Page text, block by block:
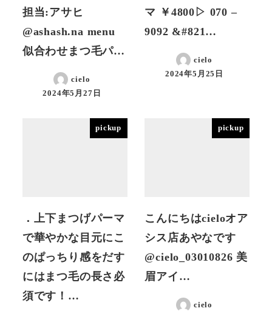
担当:アサヒ
@ashash.na menu
似合わせまつ毛パ…
cielo
投稿日
2024年5月27日
マ ￥4800▷ 070 –
9092 &#821…
cielo
投稿日
2024年5月25日
pickup
．上下まつげパーマ
で華やかな目元にこ
のぱっちり感をだす
にはまつ毛の長さ必
須です！…
pickup
こんにちはcieloオア
シス店あやなです
@cielo_03010826 美
眉アイ…
cielo